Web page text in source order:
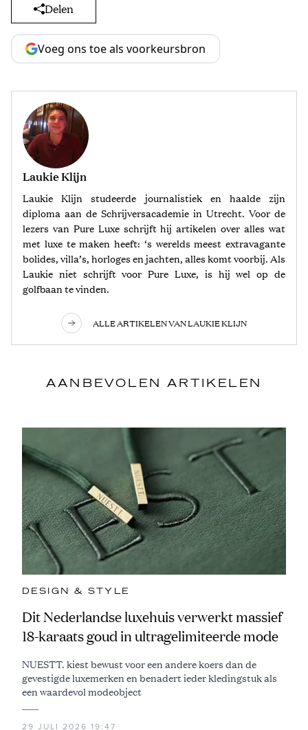
Delen
Voeg ons toe als voorkeursbron
Laukie Klijn
Laukie Klijn studeerde journalistiek en haalde zijn
diploma aan de Schrijversacademie in Utrecht. Voor de
lezers van Pure Luxe schrijft hij artikelen over alles wat
met luxe te maken heeft: ‘s werelds meest extravagante
bolides, villa’s, horloges en jachten, alles komt voorbij. Als
Laukie niet schrijft voor Pure Luxe, is hij wel op de
golfbaan te vinden.
ALLE ARTIKELEN VAN LAUKIE KLIJN
AANBEVOLEN ARTIKELEN
DESIGN & STYLE
Dit Nederlandse luxehuis verwerkt massief
18-karaats goud in ultragelimiteerde mode
NUESTT. kiest bewust voor een andere koers dan de
gevestigde luxemerken en benadert ieder kledingstuk als
een waardevol modeobject
29 JULI 2026 19:47